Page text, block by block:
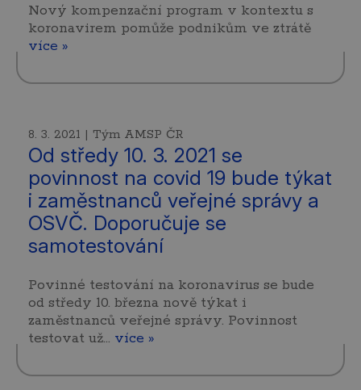
Nový kompenzační program v kontextu s
koronavirem pomůže podnikům ve ztrátě
více »
8. 3. 2021 | Tým AMSP ČR
Od středy 10. 3. 2021 se
povinnost na covid 19 bude týkat
i zaměstnanců veřejné správy a
OSVČ. Doporučuje se
samotestování
Povinné testování na koronavirus se bude
od středy 10. března nově týkat i
zaměstnanců veřejné správy. Povinnost
testovat už… více »